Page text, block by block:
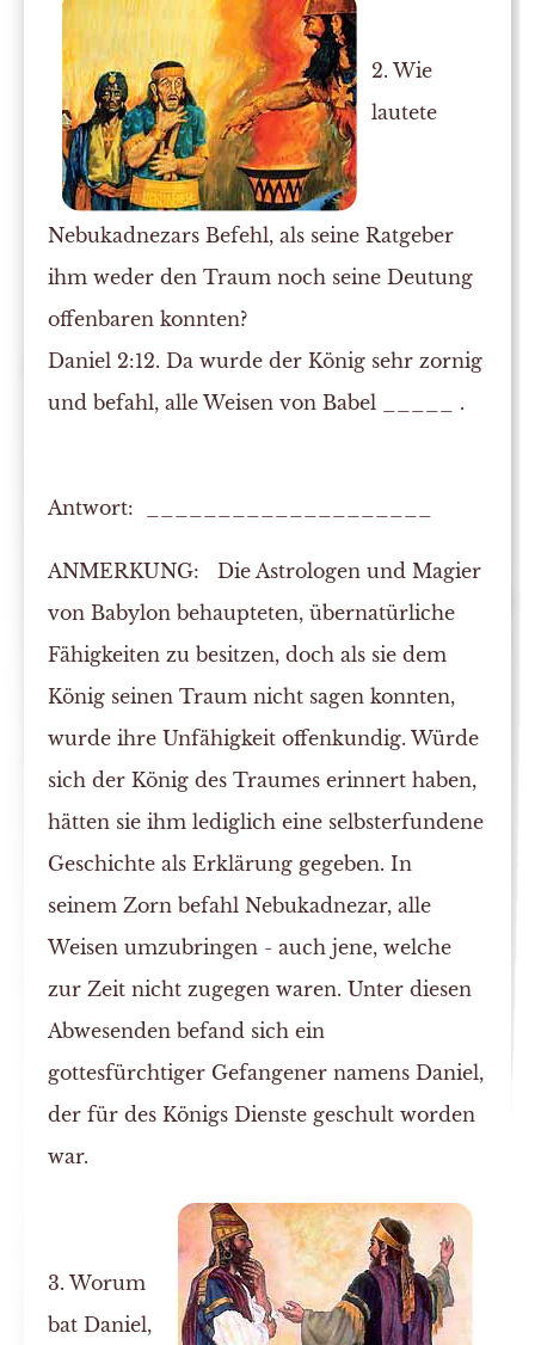
2. Wie
lautete
Nebukadnezars Befehl, als seine Ratgeber
ihm weder den Traum noch seine Deutung
offenbaren konnten?
Daniel 2:12. Da wurde der König sehr zornig
und befahl, alle Weisen von Babel _____ .
Antwort: ____________________
ANMERKUNG: Die Astrologen und Magier
von Babylon behaupteten, übernatürliche
Fähigkeiten zu besitzen, doch als sie dem
König seinen Traum nicht sagen konnten,
wurde ihre Unfähigkeit offenkundig. Würde
sich der König des Traumes erinnert haben,
hätten sie ihm lediglich eine selbsterfundene
Geschichte als Erklärung gegeben. In
seinem Zorn befahl Nebukadnezar, alle
Weisen umzubringen - auch jene, welche
zur Zeit nicht zugegen waren. Unter diesen
Abwesenden befand sich ein
gottesfürchtiger Gefangener namens Daniel,
der für des Königs Dienste geschult worden
war.
3. Worum
bat Daniel,